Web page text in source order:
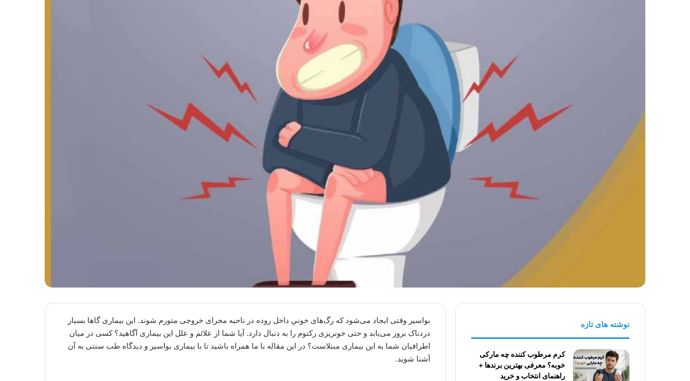
بواسیر وقتی ایجاد می‌شود که رگ‌های خونیِ داخل روده در ناحیه مجرای خروجی متورم شوند. این بیماری گاها بسیار
دردناک بروز می‌یابد و حتی خونریزی رکتوم را به دنبال دارد. آیا شما از علائم و علل این بیماری آگاهید؟ کسی در میان
اطرافیان شما به این بیماری مبتلاست؟ در این مقاله با ما همراه باشید تا با بیماری بواسیر و دیدگاه طب سنتی به آن
آشنا شوید.
نوشته های تازه
کرم مرطوب کننده چه مارکی
خوبه؟ معرفی بهترین برندها +
راهنمای انتخاب و خرید